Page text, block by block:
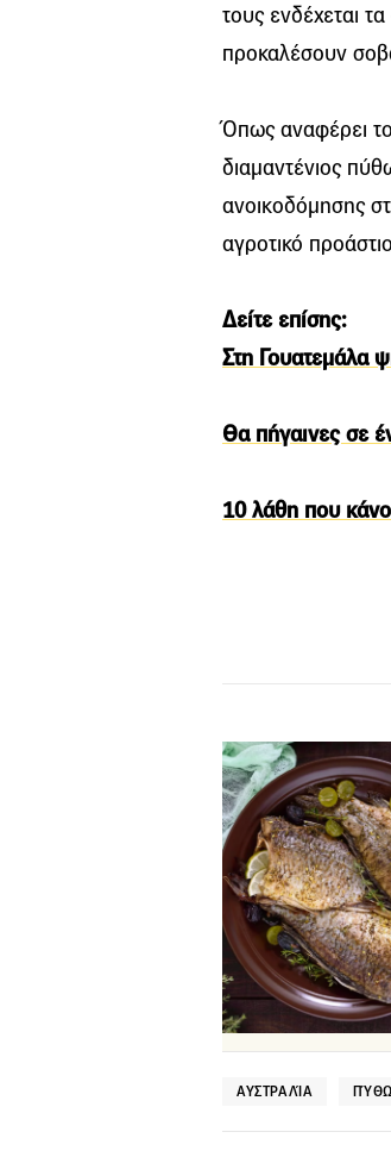
τους ενδέχεται
προκαλέσουν
Όπως αναφέρει
διαμαντένιος
ανοικοδόμησης
αγροτικό
Δείτε επίσης:
Στη Γουατεμάλα
Θα πήγαινες σε
10 λάθη που
ΑΥΣΤΡΑΛΊΑ